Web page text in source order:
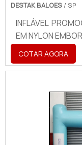
DESTAK BALOES / SP
INFLÁVEL
EM NYLON
COTAR AGORA